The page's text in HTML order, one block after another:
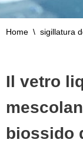
Home \ sigillatura
Il vetro
biossido